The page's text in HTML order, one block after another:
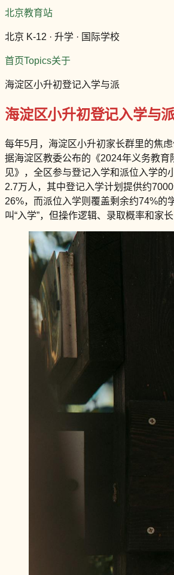
北京教育站
北京 K-12 · 升学 · 国际学校
首页Topics关于
海淀区小升初登记入学与派
海淀区小升初登记入学与
每年5月，海淀区小升初家长群里的焦
据海淀区教委公布的《2024年义务教育
见》，全区参与登记入学和派位入学的
2.7万人，其中登记入学计划提供约
26%，而派位入学则覆盖剩余约74%的
叫“入学”，但操作逻辑、录取概率和家